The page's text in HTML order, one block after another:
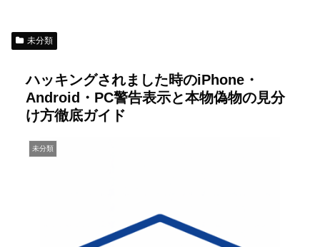
未分類
ハッキングされました時のiPhone・
Android・PC警告表示と本物偽物の見分
け方徹底ガイド
未分類